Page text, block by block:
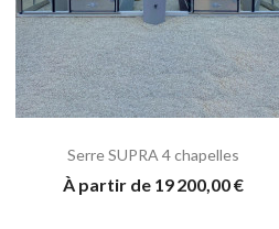
Serre SUPRA 4 chapelles
À partir de 19 200,00 €